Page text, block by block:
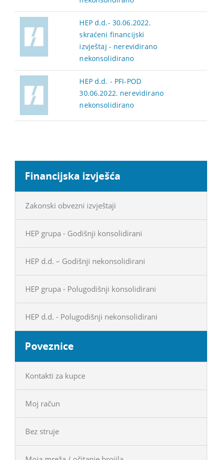
HEP d.d.- 30.06.2022.
skraćeni financijski
izvještaj - nerevidirano
nekonsolidirano
HEP d.d. - PFI-POD
30.06.2022. nerevidirano
nekonsolidirano
Financijska izvješća
Zakonski obvezni izvještaji
HEP grupa - Godišnji konsolidirani
HEP d.d. – Godišnji nekonsolidirani
HEP grupa - Polugodišnji konsolidirani
HEP d.d. - Polugodišnji nekonsolidirani
Poveznice
Kontakti za kupce
Moj račun
Bez struje